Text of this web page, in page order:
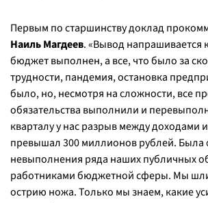
Первым по старшинству доклад
Наиль Магдеев. «Вывод напрашивается
бюджет выполнен, а все, что было за
трудности, пандемия, остановка
было, но, несмотря на сложности, все
обязательства выполнили и
кварталу у нас разрыв между доходами
превышал 300 миллионов рублей. Была
невыполнения ряда наших публичных
работниками бюджетной сферы. Мы
острию ножа. Только мы знаем, какие